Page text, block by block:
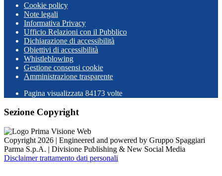
Cookie policy
Note legali
Informativa Privacy
Ufficio Relazioni con il Pubblico
Dichiarazione di accessibilità
Obiettivi di accessibilità
Whistleblowing
Gestione consensi cookie
Amministrazione trasparente
Pagina visualizzata 84173 volte
Sezione Copyright
Copyright 2026 | Engineered and powered by Gruppo Spaggiari
Parma S.p.A. | Divisione Publishing & New Social Media
Disclaimer trattamento dati personali